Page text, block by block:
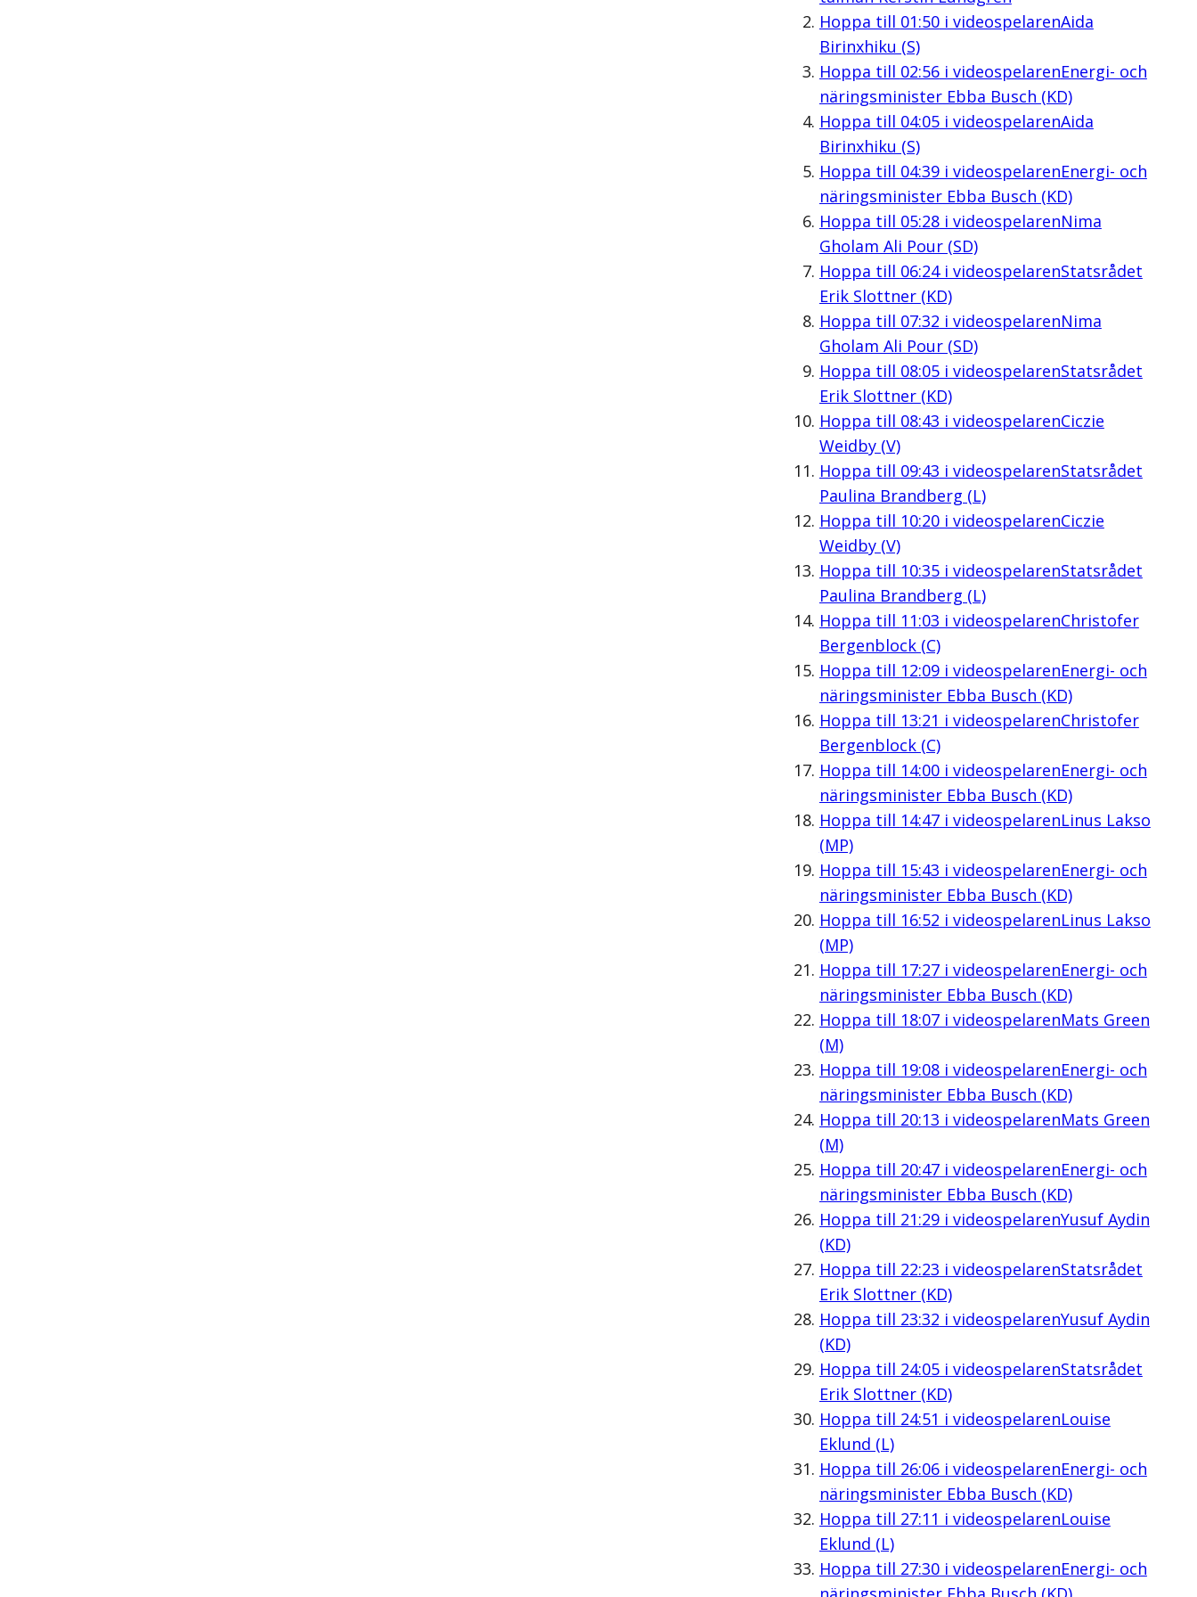
Hoppa till 01:50i videospelarenAida
Birinxhiku (S)
Hoppa till 02:56i videospelarenEnergi- och
näringsminister Ebba Busch (KD)
Hoppa till 04:05i videospelarenAida
Birinxhiku (S)
Hoppa till 04:39i videospelarenEnergi- och
näringsminister Ebba Busch (KD)
Hoppa till 05:28i videospelarenNima
Gholam Ali Pour (SD)
Hoppa till 06:24i videospelarenStatsrådet
Erik Slottner (KD)
Hoppa till 07:32 i videospelarenNima
Gholam Ali Pour (SD)
Hoppa till 08:05i videospelarenStatsrådet
Erik Slottner (KD)
Hoppa till 08:43 i videospelarenCiczie
Weidby (V)
Hoppa till 09:43 i videospelarenStatsrådet
Paulina Brandberg (L)
Hoppa till 10:20i videospelarenCiczie
Weidby (V)
Hoppa till 10:35i videospelarenStatsrådet
Paulina Brandberg (L)
Hoppa till 11:03 i videospelarenChristofer
Bergenblock (C)
Hoppa till 12:09i videospelarenEnergi- och
näringsminister Ebba Busch (KD)
Hoppa till 13:21 i videospelarenChristofer
Bergenblock (C)
Hoppa till 14:00i videospelarenEnergi- och
näringsminister Ebba Busch (KD)
Hoppa till 14:47i videospelarenLinus Lakso
(MP)
Hoppa till 15:43 i videospelarenEnergi- och
näringsminister Ebba Busch (KD)
Hoppa till 16:52 i videospelarenLinus Lakso
(MP)
Hoppa till 17:27i videospelarenEnergi- och
näringsminister Ebba Busch (KD)
Hoppa till 18:07i videospelarenMats Green
(M)
Hoppa till 19:08i videospelarenEnergi- och
näringsminister Ebba Busch (KD)
Hoppa till 20:13 i videospelarenMats Green
(M)
Hoppa till 20:47i videospelarenEnergi- och
näringsminister Ebba Busch (KD)
Hoppa till 21:29i videospelarenYusuf Aydin
(KD)
Hoppa till 22:23 i videospelarenStatsrådet
Erik Slottner (KD)
Hoppa till 23:32 i videospelarenYusuf Aydin
(KD)
Hoppa till 24:05i videospelarenStatsrådet
Erik Slottner (KD)
Hoppa till 24:51 i videospelarenLouise
Eklund (L)
Hoppa till 26:06i videospelarenEnergi- och
näringsminister Ebba Busch (KD)
Hoppa till 27:11 i videospelarenLouise
Eklund (L)
Hoppa till 27:30i videospelarenEnergi- och